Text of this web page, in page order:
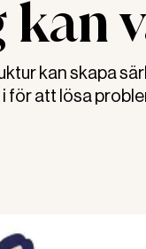
kan skapa
för att lösa